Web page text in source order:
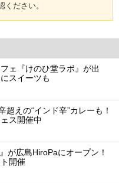
ください。
ェ『けのひ堂ラボ』が出
スイーツも
えの“インド辛”カレーも！
ス開催中
が広島HiroPaにオープン！
開催